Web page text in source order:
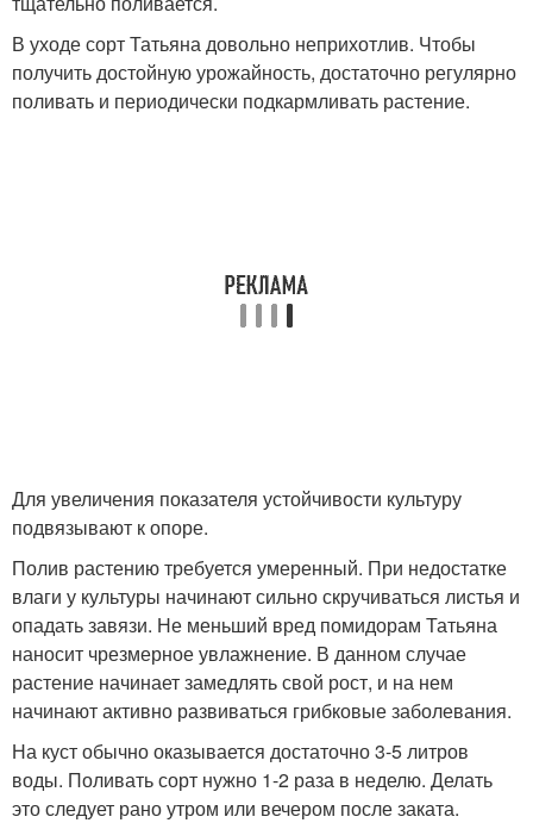
В уходе сорт Татьяна довольно неприхотлив. Чтобы
получить достойную урожайность, достаточно регулярно
поливать и периодически подкармливать растение.
Для увеличения показателя устойчивости культуру
подвязывают к опоре.
Полив растению требуется умеренный. При недостатке
влаги у культуры начинают сильно скручиваться листья и
опадать завязи. Не меньший вред помидорам Татьяна
наносит чрезмерное увлажнение. В данном случае
растение начинает замедлять свой рост, и на нем
начинают активно развиваться грибковые заболевания.
На куст обычно оказывается достаточно 3-5 литров
воды. Поливать сорт нужно 1-2 раза в неделю. Делать
это следует рано утром или вечером после заката.